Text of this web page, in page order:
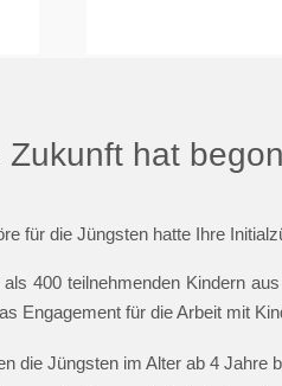
hat
für die Jüngsten hatte Ihre
400 teilnehmenden Kindern
Engagement für die Arbeit mit
die Jüngsten im Alter ab 4 Jahre